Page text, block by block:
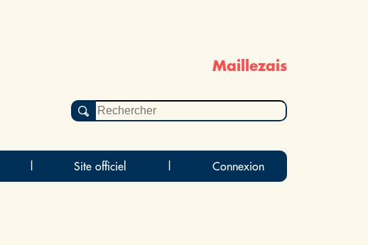
Maillezais
Site officiel Connexion